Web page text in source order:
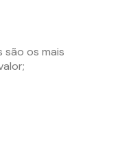
são os mais